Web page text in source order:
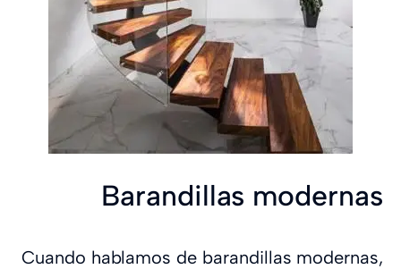
Barandillas modernas
Cuando hablamos de barandillas modernas,